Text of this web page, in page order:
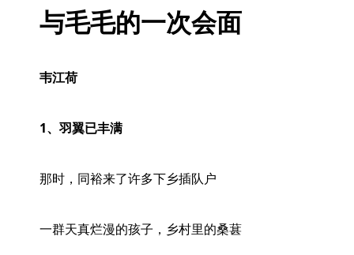
与毛毛的一次会面
韦江荷
1、羽翼已丰满
那时，同裕来了许多下乡插队户
一群天真烂漫的孩子，乡村里的桑葚